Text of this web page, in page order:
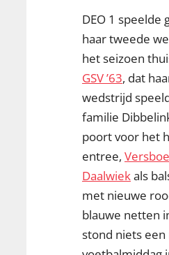
DEO 1 speelde
haar tweede
het seizoen
GSV ’63, dat
wedstrijd
familie
poort voor het
entree,
Daalwiekals
met nieuwe
blauwe netten
stond niets een